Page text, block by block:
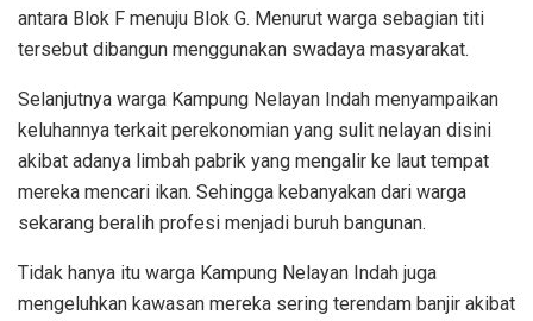
antara Blok F menuju Blok G. Menurut warga sebagian titi
tersebut dibangun menggunakan swadaya masyarakat.
Selanjutnya warga Kampung Nelayan Indah menyampaikan
keluhannya terkait perekonomian yang sulit nelayan disini
akibat adanya limbah pabrik yang mengalir ke laut tempat
mereka mencari ikan. Sehingga kebanyakan dari warga
sekarang beralih profesi menjadi buruh bangunan.
Tidak hanya itu warga Kampung Nelayan Indah juga
mengeluhkan kawasan mereka sering terendam banjir akibat